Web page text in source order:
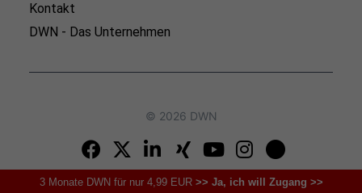
Kontakt
DWN - Das Unternehmen
© 2026 DWN
3 Monate DWN für nur 4,99 EUR>> Ja, ich will Zugang >>